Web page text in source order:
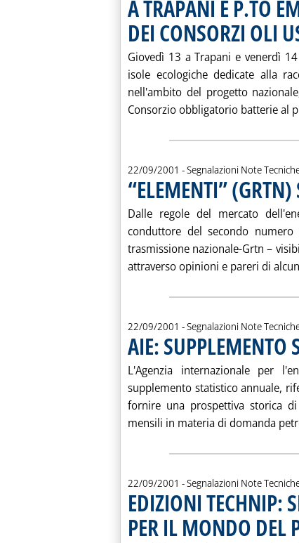
A TRAPANI E P.TO
DEI CONSORZI OLI
Giovedì 13 a Trapani e venerdì
isole ecologiche dedicate alla
nell'ambito del progetto
Consorzio obbligatorio batterie al
22/09/2001 - Segnalazioni Note
“ELEMENTI”
Dalle regole del mercato
conduttore del secondo
trasmissione nazionale-Grtn –
attraverso opinioni e pareri di
22/09/2001 - Segnalazioni Note
AIE: SUPPLEMENTO
L'Agenzia internazionale per
supplemento statistico annuale,
fornire una prospettiva storica
mensili in materia di domanda
22/09/2001 - Segnalazioni Note
EDIZIONI TECHNIP:
PER IL MONDO DEL